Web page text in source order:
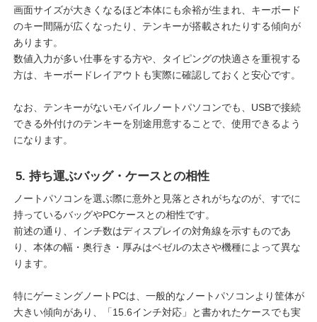
画面サイズが大きくなるほど本体にも余裕が生まれ、キーボード
のキー間隔が広くなったり、テンキーが搭載されたりする傾向が
あります。
数値入力が多い仕事をする方や、タイピングの快適さを重視する
方は、キーボードレイアウトも実際に確認しておくと安心です。
なお、テンキーがないモバイルノートパソコンでも、USBで接続
できる外付けのテンキーを別途用意することで、使用できるよう
になります。
5. 持ち運ぶバッグ・ケースとの相性
ノートパソコンを選ぶ際に意外と見落とされがちなのが、すでに
持っているバッグやPCケースとの相性です。
前述の通り、インチ数はディスプレイの対角線を示すものであ
り、本体の幅・奥行き・厚みはベゼルの太さや機種によって異な
ります。
特にゲーミングノートPCは、一般的なノートパソコンより筐体が
大きい傾向があり、「15.6インチ対応」と書かれたケースでも実